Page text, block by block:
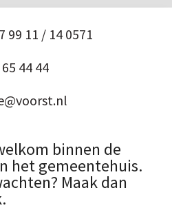
99 11 / 14 0571
44 44
binnen de
het gemeentehuis.
Maak dan